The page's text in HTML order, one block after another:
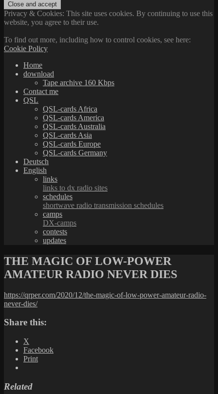
Privacy & Cookies: This site uses cookies. By continuing to use this
website, you agree to their use.
To find out more, including how to control cookies, see here:
Cookie Policy
Home
download
Tape archive 160 Kbps
Contact me
QSL
QSL-cards Africa
QSL-cards America
QSL-cards Australia
QSL-cards Asia
QSL-cards Europe
QSL-cards Germany
Deutsch
English
links
links to dx radio sites
schedules
shortwave radio transmission schedules
camps
DX-camps
contests
updates
THE MAGIC OF LOW-POWER
AMATEUR RADIO NEVER DIES
https://qrper.com/2020/12/the-magic-of-low-power-amateur-radio-
never-dies/
Share this:
X
Facebook
Print
Related